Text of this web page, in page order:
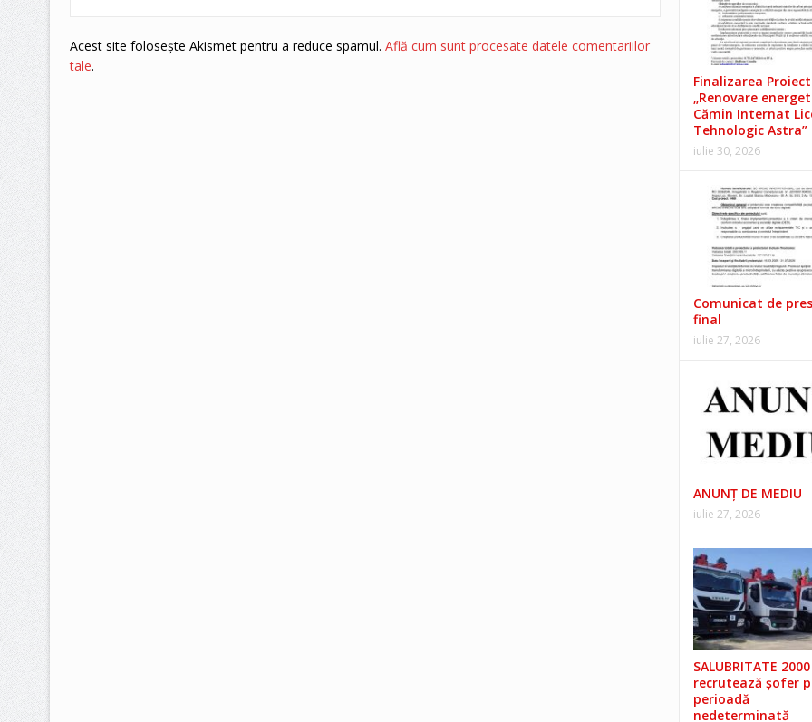
Acest site folosește Akismet pentru a reduce spamul. Află cum sunt procesate datele comentariilor
tale.
Finalizarea
„Renovare
Cămin Internat
Tehnologic Astra”
iulie 30, 2026
Comunicat de
final
iulie 27, 2026
ANUNŢ DE MEDIU
iulie 27, 2026
SALUBRITATE
recrutează șofer
perioadă
nedeterminată